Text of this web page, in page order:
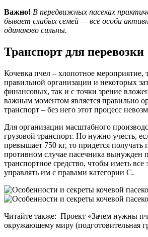
Важно! В передвижных пасеках
бывает слабых семей — все особи
одинаково сильны.
Транспорт для перевозки
Кочевка пчел – хлопотное мероприятие,
правильной организации и некоторых
финансовых, так и с точки зрение
важным моментом является правильно
транспорт – без него этот процесс
Для организации масштабного
грузовой транспорт. Но нужно учесть,
превышает 750 кг, то придется получать
противном случае пасечника вынужден
транспортное средство, чтобы иметь все
управлять им с правами категории С.
Читайте также: Проект «Зачем нужны
окружающему миру (подготовительная